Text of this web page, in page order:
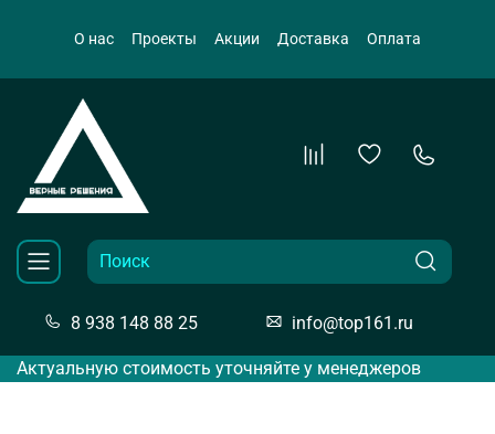
О нас Проекты Акции Доставка Оплата
8 938 148 88 25 info@top161.ru
Актуальную стоимость уточняйте у менеджеров